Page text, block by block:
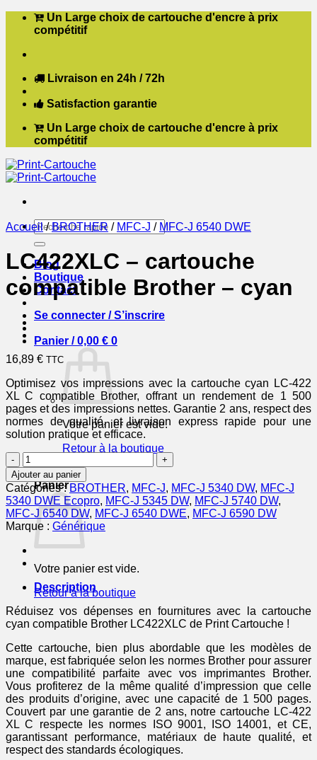
Passer Un Large choix de cartouche d'encre à prix
compétitif
Livraison en 24h / 72h
Satisfaction garantie
Un Large choix de cartouche d'encre à prix
compétitif
Recherche
pour :
Blog
Boutique
Contact
Se connecter / S’inscrire
Panier /0,00 € 0
Votre panier est vide.
Retour à la boutique
0
Panier
Votre panier est vide.
Retour à la boutique
Accueil / BROTHER / MFC-J / MFC-J 6540 DWE
LC422XLC – cartouche
compatible Brother – cyan
16,89 € TTC
Optimisez vos impressions avec la cartouche cyan LC-422
XL C compatible Brother, offrant un rendement de 1 500
pages et des impressions nettes. Garantie 2 ans, respect des
normes de qualité, et livraison express rapide pour une
solution pratique et efficace.
quantité
de
LC422XLC
-
cartouche
compatible
Brother
-
cyan
Ajouter au panier
Catégories :BROTHER, MFC-J, MFC-J 5340 DW, MFC-J
5340 DWE Ecopro, MFC-J 5345 DW, MFC-J 5740 DW,
MFC-J 6540 DW, MFC-J 6540 DWE, MFC-J 6590 DW
Marque : Générique
Description
Réduisez vos dépenses en fournitures avec la cartouche
cyan compatible Brother LC422XLC de Print Cartouche !
Cette cartouche, bien plus abordable que les modèles de
marque, est fabriquée selon les normes Brother pour assurer
une compatibilité parfaite avec vos imprimantes Brother.
Vous profiterez de la même qualité d’impression que celle
des produits d’origine, avec une capacité de 1 500 pages.
Couvert par une garantie de 2 ans, notre cartouche LC-422
XL C respecte les normes ISO 9001, ISO 14001, et CE,
garantissant performance, matériaux de haute qualité, et
respect des standards écologiques.